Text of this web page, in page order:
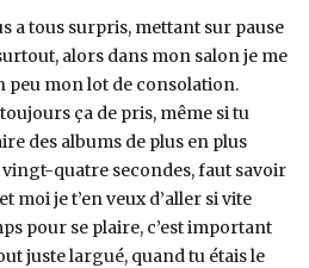
a tous surpris, mettant sur pause
alors dans mon salon je me
peu mon lot de consolation.
toujours ça de pris, même si tu
des albums de plus en plus
quatre secondes, faut savoir
moi je t’en veux d’aller si vite
pour se plaire, c’est important
juste largué, quand tu étais le